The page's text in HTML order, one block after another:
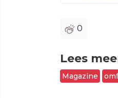
0
Lees
Magazine